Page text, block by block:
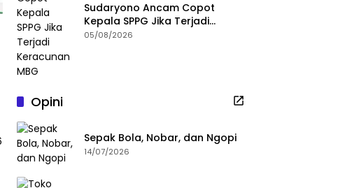
Sudaryono Ancam Copot
Kepala SPPG Jika Terjadi
Keracunan MBG
05/08/2026
Opini
Sepak Bola, Nobar, dan Ngopi
14/07/2026